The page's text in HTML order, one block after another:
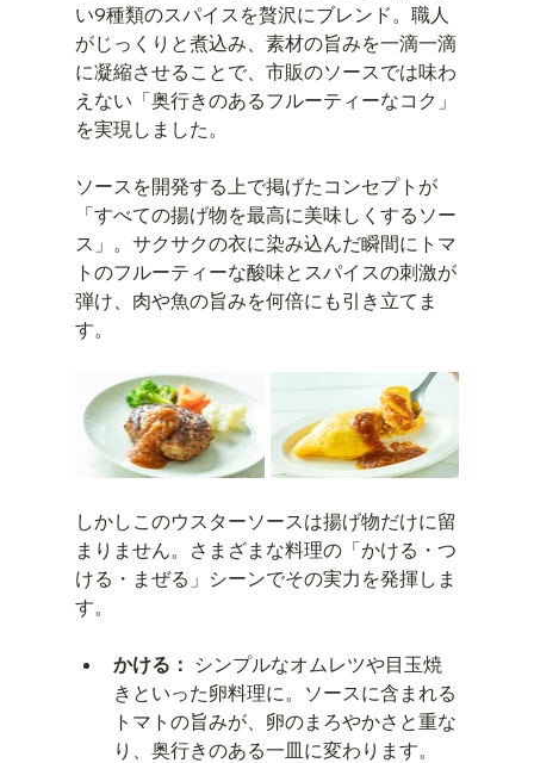
い9種類のスパイスを贅沢にブレンド。職人
がじっくりと煮込み、素材の旨みを一滴一滴
に凝縮させることで、市販のソースでは味わ
えない「奥行きのあるフルーティーなコク」
を実現しました。
ソースを開発する上で掲げたコンセプトが
「すべての揚げ物を最高に美味しくするソー
ス」。サクサクの衣に染み込んだ瞬間にトマ
トのフルーティーな酸味とスパイスの刺激が
弾け、肉や魚の旨みを何倍にも引き立てま
す。
しかしこのウスターソースは揚げ物だけに留
まりません。さまざまな料理の「かける・つ
ける・まぜる」シーンでその実力を発揮しま
す。
かける： シンプルなオムレツや目玉焼
きといった卵料理に。ソースに含まれる
トマトの旨みが、卵のまろやかさと重な
り、奥行きのある一皿に変わります。